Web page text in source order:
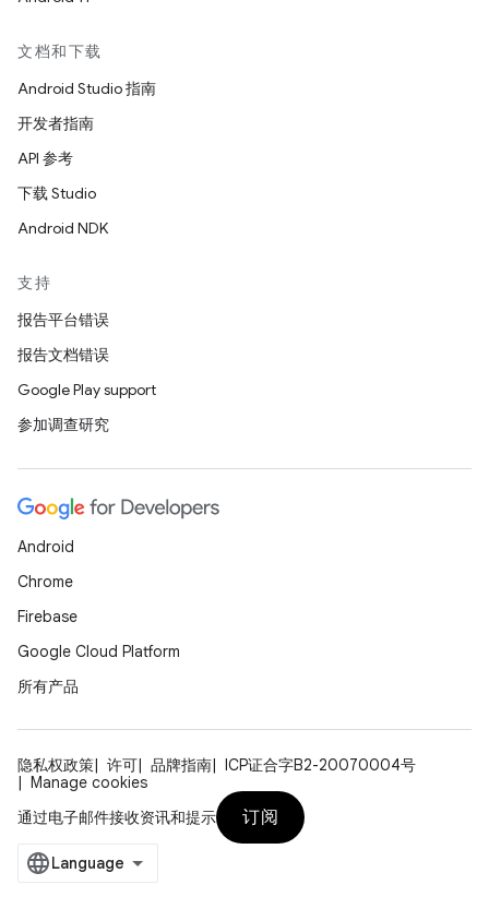
文档和下载
Android Studio 指南
开发者指南
API 参考
下载 Studio
Android NDK
支持
报告平台错误
报告文档错误
Google Play support
参加调查研究
Android
Chrome
Firebase
Google Cloud Platform
所有产品
隐私权政策 许可 品牌指南
ICP证合字B2-20070004号
Manage cookies
通过电子邮件接收资讯和提示
订阅